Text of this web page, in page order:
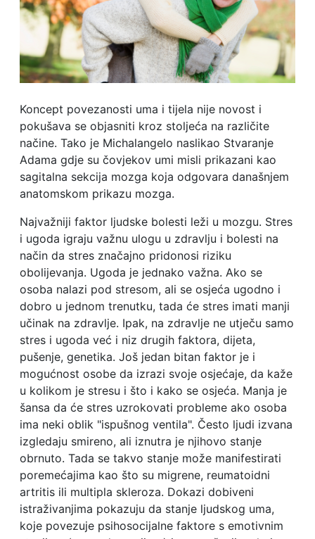
Koncept povezanosti uma i tijela nije novost i
pokušava se objasniti kroz stoljeća na različite
načine. Tako je Michalangelo naslikao Stvaranje
Adama gdje su čovjekov umi misli prikazani kao
sagitalna sekcija mozga koja odgovara današnjem
anatomskom prikazu mozga.
Najvažniji faktor ljudske bolesti leži u mozgu. Stres
i ugoda igraju važnu ulogu u zdravlju i bolesti na
način da stres značajno pridonosi riziku
obolijevanja. Ugoda je jednako važna. Ako se
osoba nalazi pod stresom, ali se osjeća ugodno i
dobro u jednom trenutku, tada će stres imati manji
učinak na zdravlje. Ipak, na zdravlje ne utječu samo
stres i ugoda već i niz drugih faktora, dijeta,
pušenje, genetika. Još jedan bitan faktor je i
mogućnost osobe da izrazi svoje osjećaje, da kaže
u kolikom je stresu i što i kako se osjeća. Manja je
šansa da će stres uzrokovati probleme ako osoba
ima neki oblik "ispušnog ventila". Često ljudi izvana
izgledaju smireno, ali iznutra je njihovo stanje
obrnuto. Tada se takvo stanje može manifestirati
poremećajima kao što su migrene, reumatoidni
artritis ili multipla skleroza. Dokazi dobiveni
istraživanjima pokazuju da stanje ljudskog uma,
koje povezuje psihosocijalne faktore s emotivnim